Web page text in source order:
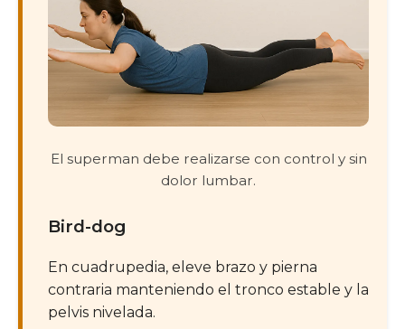
El superman debe realizarse con control y sin
dolor lumbar.
Bird-dog
En cuadrupedia, eleve brazo y pierna
contraria manteniendo el tronco estable y la
pelvis nivelada.